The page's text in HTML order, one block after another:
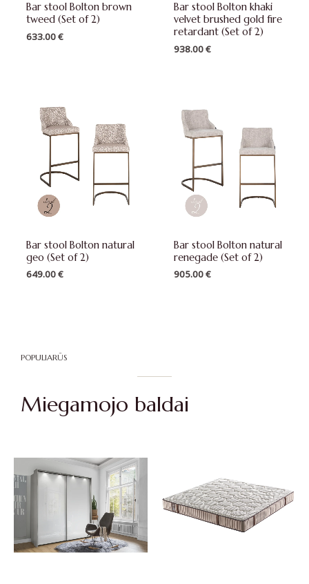
Bar stool Bolton brown
tweed (Set of 2)
633.00€
Bar stool Bolton khaki
velvet brushed gold fire
retardant (Set of 2)
938.00€
Bar stool Bolton natural
geo (Set of 2)
649.00€
Bar stool Bolton natural
renegade (Set of 2)
905.00€
POPULIARŪS
Miegamojo baldai